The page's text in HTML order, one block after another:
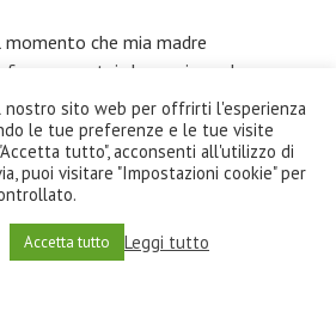
momento che mia madre
notai che ogni parola
con ciò che mi disse
durante i mesi precedenti.
la vita che non si spostò di
che aveva previsto di dire
riguarda la questione
nostro sito web per offrirti l'esperienza
le tue preferenze e le tue visite
tutto", acconsenti all'utilizzo di
puoi visitare "Impostazioni cookie" per
Accetta tutto Leggi tutto